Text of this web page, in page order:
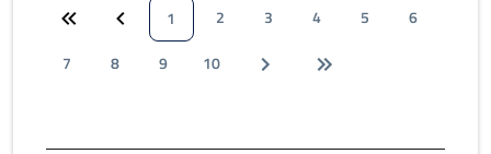
1 2 3 4 5
6
7
8 9 10